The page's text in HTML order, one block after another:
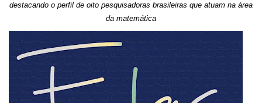
destacando o perfil de oito pesquisadoras brasileiras que atuam na área
da matemática